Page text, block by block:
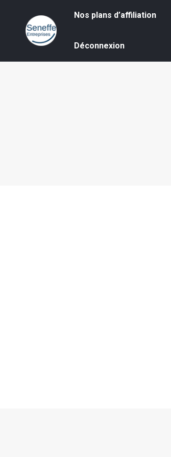
Nos plans d’affiliation
Déconnexion
Nos plans d’affiliation